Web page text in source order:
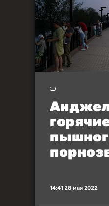
14:41 28 мая 2022